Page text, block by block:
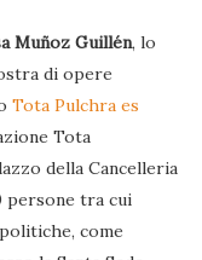
Muñoz Guillén, lo
di opere
Tota Pulchra es
Tota
della Cancelleria
persone tra cui
come